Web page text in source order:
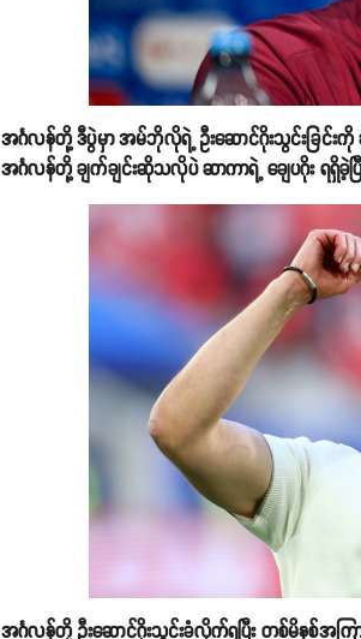
အင်္ဂလန်တို့ ဒီပွဲမှာ အမ်ဘိုလိုရဲ့ ဦးဆောင်ဂိုးသွင်းခြင်းကို
အင်္ဂလန်တို့ ချက်ချင်းဆိုသလိုပဲ ဆာကာရဲ့ ချေပဂိုး ရရှိ
အင်္ဂလန်တို့ ဦးဆောင်ဂိုးသွင်းခံလိုက်ရပြီး တစ်မိနစ်အက